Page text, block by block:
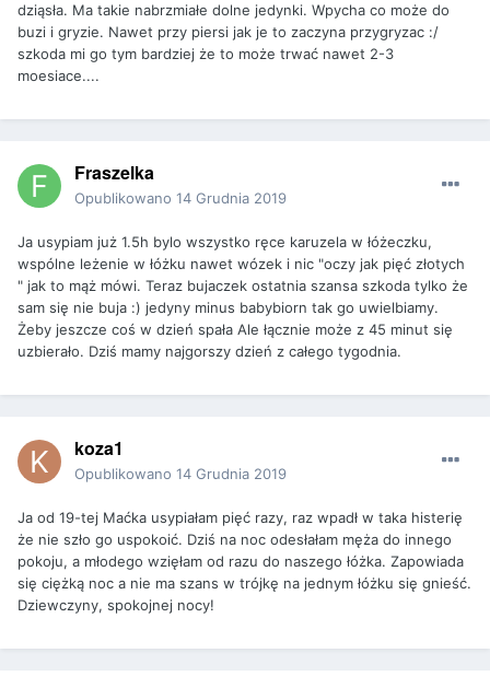
dziąsła. Ma takie nabrzmiałe dolne jedynki. Wpycha co może do
buzi i gryzie. Nawet przy piersi jak je to zaczyna przygryzac :/
szkoda mi go tym bardziej że to może trwać nawet 2-3
moesiace....
Fraszelka
Opublikowano 14 Grudnia 2019
Ja usypiam już 1.5h bylo wszystko ręce karuzela w łóżeczku,
wspólne leżenie w łóżku nawet wózek i nic "oczy jak pięć złotych
" jak to mąż mówi. Teraz bujaczek ostatnia szansa szkoda tylko że
sam się nie buja :) jedyny minus babybiorn tak go uwielbiamy.
Żeby jeszcze coś w dzień spała Ale łącznie może z 45 minut się
uzbierało. Dziś mamy najgorszy dzień z całego tygodnia.
koza1
Opublikowano 14 Grudnia 2019
Ja od 19-tej Maćka usypiałam pięć razy, raz wpadł w taka histerię
że nie szło go uspokoić. Dziś na noc odesłałam męża do innego
pokoju, a młodego wzięłam od razu do naszego łóżka. Zapowiada
się ciężką noc a nie ma szans w trójkę na jednym łóżku się gnieść.
Dziewczyny, spokojnej nocy!